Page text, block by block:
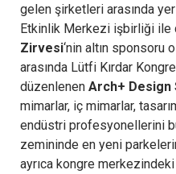
gelen şirketleri arasında
Etkinlik Merkezi işbirliği ile
Zirvesi‘nin altın sponsoru
arasında Lütfi Kırdar
düzenlenen Arch+ Design
mimarlar, iç mimarlar,
endüstri profesyonellerini
zemininde en yeni
ayrıca kongre